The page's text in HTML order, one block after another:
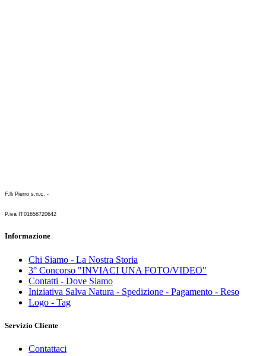
F.lli Pierro s.n.c. -
P.iva IT01658720642
Informazione
Chi Siamo - La Nostra Storia
3° Concorso "INVIACI UNA FOTO/VIDEO"
Contatti - Dove Siamo
Iniziativa Salva Natura - Spedizione - Pagamento - Reso
Logo - Tag
Servizio Cliente
Contattaci